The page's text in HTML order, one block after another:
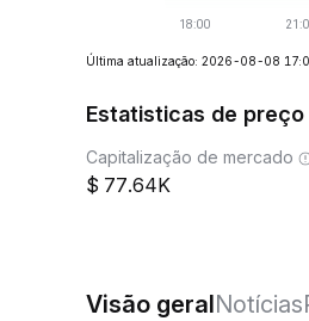
Última atualização: 2026-08-08
Estatisticas de preço
Capitalização de mercado
77.64K
Visão geralNotícias